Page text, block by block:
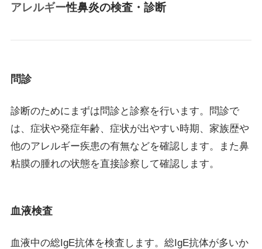
アレルギー性鼻炎の検査・診断
問診
診断のためにまずは問診と診察を行います。問診で
は、症状や発症年齢、症状が出やすい時期、家族歴や
他のアレルギー疾患の有無などを確認します。また鼻
粘膜の腫れの状態を直接診察して確認します。
血液検査
血液中の総IgE抗体を検査します。総IgE抗体が多いか